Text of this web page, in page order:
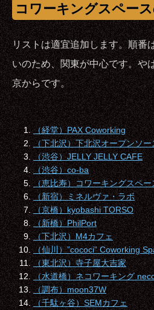
コワーキングスペー
リストは適宜追加します。順番
いのため、関東が中心です。や
京からです。
（経堂）PAX Coworking
（下北沢）下北沢オープンソー
（渋谷）JELLY JELLY CAFE
（渋谷）co-ba
（恵比寿）コワーキングスペー
（新宿）ミネルヴァ・ラボ
（京橋）kyobashi TORSO
（新橋）PhilPort
（下北沢）M4カフェ
（仙川）”cococi” Coworking
（東北沢）寺子屋大吉家
（水道橋）ネコワーキング
（調布）moon37W
（千駄ヶ谷）SEMカフェ